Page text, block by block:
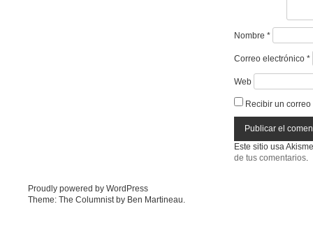
Nombre *
Correo electrónico *
Web
Recibir un
Este sitio usa
de tus comentarios
Proudly powered by WordPress
Theme: The Columnist by Ben Martineau